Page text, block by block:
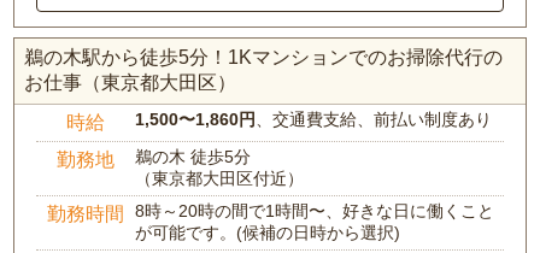
鵜の木駅から徒歩5分！1Kマンションでのお掃除代行の
お仕事（東京都大田区）
時給 1,500〜1,860円 、交通費支給、前払い制度あり
勤務地
鵜の木 徒歩5分
（東京都大田区付近）
勤務時間
8時～20時の間で1時間〜、好きな日に働くこと
が可能です。(候補の日時から選択)